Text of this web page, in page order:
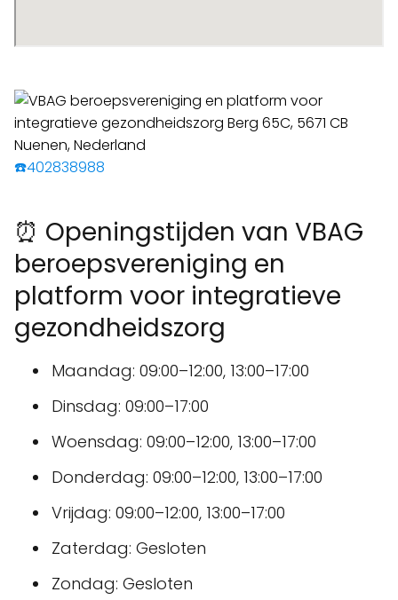
☎️402838988
⏰ Openingstijden van VBAG
beroepsvereniging en
platform voor integratieve
gezondheidszorg
Maandag: 09:00–12:00, 13:00–17:00
Dinsdag: 09:00–17:00
Woensdag: 09:00–12:00, 13:00–17:00
Donderdag: 09:00–12:00, 13:00–17:00
Vrijdag: 09:00–12:00, 13:00–17:00
Zaterdag: Gesloten
Zondag: Gesloten